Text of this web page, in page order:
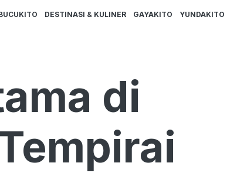
DESTINASI & KULINER GAYAKITO YUNDAKITO
di